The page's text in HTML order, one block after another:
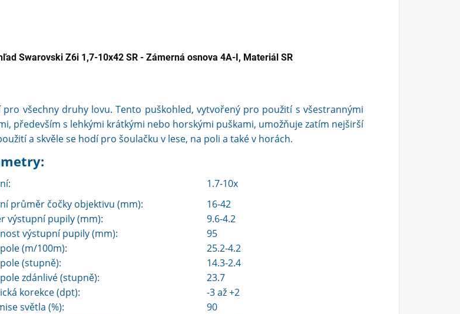
Swarovski Z6i 1,7-10x42 SR - Zámerná osnova 4A-I, Materiál SR
pro všechny druhy lovu. Tento puškohled, vytvořený pro použití s všestrannými
především s lehkými krátkými nebo horskými puškami, umožňuje zatím nejširší
a skvěle se hodí pro šoulačku v lese, na poli a také v horách.
1.7-10x
průměr čočky objektivu (mm):
16-42
výstupní pupily (mm):
9.6-4.2
výstupní pupily (mm):
95
(m/100m):
25.2-4.2
(stupně):
14.3-2.4
zdánlivé (stupně):
23.7
korekce (dpt):
-3 až +2
světla (%):
90